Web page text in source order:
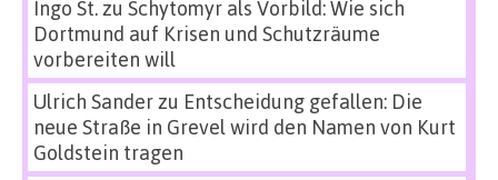
Ingo St.zu Schytomyr als Vorbild: Wie sich
Dortmund auf Krisen und Schutzräume
vorbereiten will
Ulrich Sanderzu Entscheidung gefallen: Die
neue Straße in Grevel wird den Namen von Kurt
Goldstein tragen